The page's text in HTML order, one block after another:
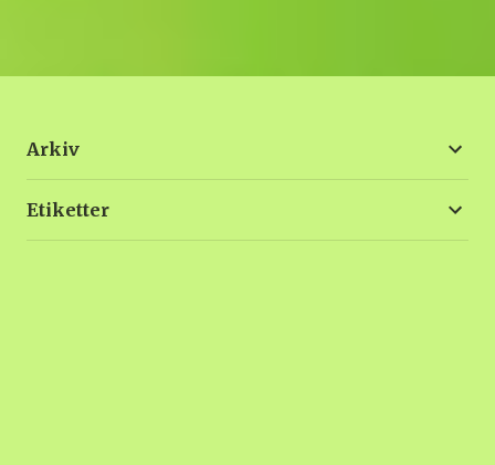
Arkiv
Etiketter